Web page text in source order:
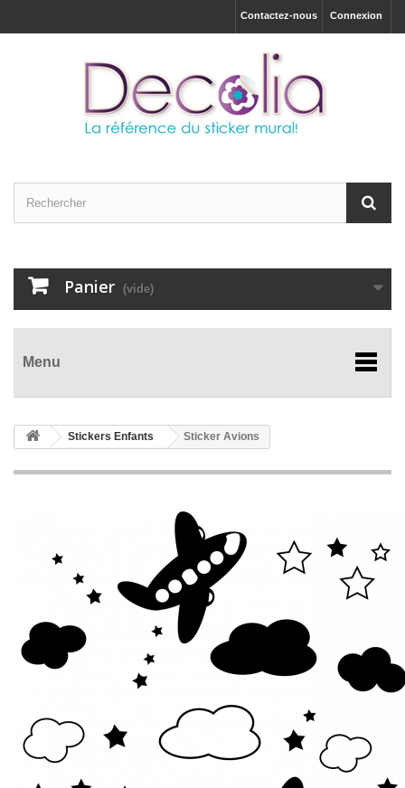
Connexion
Contactez-nous
Panier (vide)
Menu
Stickers Enfants Sticker Avions